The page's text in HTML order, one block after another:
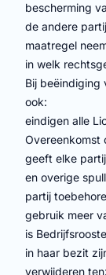
bescherming
de andere
maatregel
in welk
Bij beëindiging
ook:
eindigen alle
Overeenkomst
geeft elke
en overige
partij
gebruik meer
is
in haar bezit
verwijderen